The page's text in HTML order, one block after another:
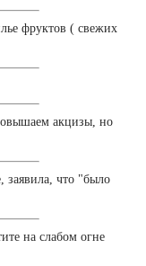
фруктов ( свежих
акцизы, но
заявила, что "было
на слабом огне